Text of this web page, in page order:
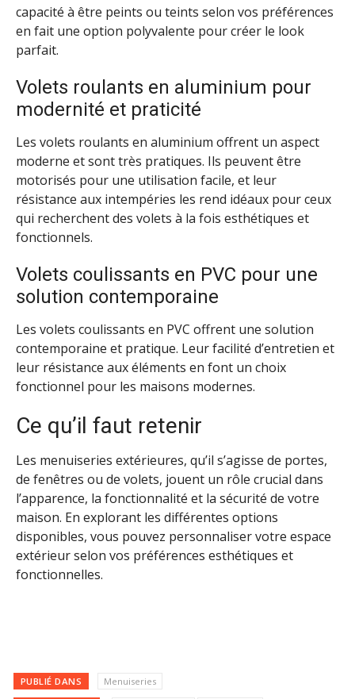
capacité à être peints ou teints selon vos préférences
en fait une option polyvalente pour créer le look
parfait.
Volets roulants en aluminium pour
modernité et praticité
Les volets roulants en aluminium offrent un aspect
moderne et sont très pratiques. Ils peuvent être
motorisés pour une utilisation facile, et leur
résistance aux intempéries les rend idéaux pour ceux
qui recherchent des volets à la fois esthétiques et
fonctionnels.
Volets coulissants en PVC pour une
solution contemporaine
Les volets coulissants en PVC offrent une solution
contemporaine et pratique. Leur facilité d’entretien et
leur résistance aux éléments en font un choix
fonctionnel pour les maisons modernes.
Ce qu’il faut retenir
Les menuiseries extérieures, qu’il s’agisse de portes,
de fenêtres ou de volets, jouent un rôle crucial dans
l’apparence, la fonctionnalité et la sécurité de votre
maison. En explorant les différentes options
disponibles, vous pouvez personnaliser votre espace
extérieur selon vos préférences esthétiques et
fonctionnelles.
PUBLIÉ DANS Menuiseries